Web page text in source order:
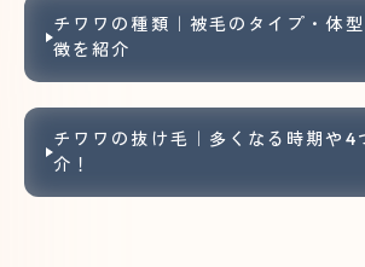
チワワの種類｜被毛のタイプ・体
徴を紹介
チワワの抜け毛｜多くなる時期や4
介！